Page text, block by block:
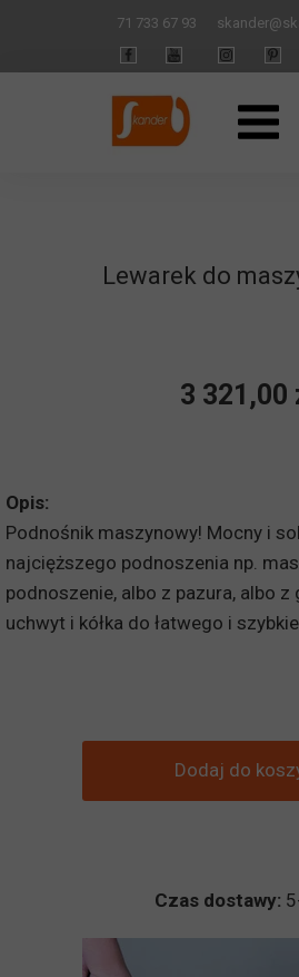
71 733 67 93 skander
Lewarek do
3 321,00
Opis:
Podnośnik maszynowy! Mocny i
najcięższego podnoszenia np.
podnoszenie, albo z pazura, albo z
uchwyt i kółka do łatwego i
Dodaj do
Czas dostawy: